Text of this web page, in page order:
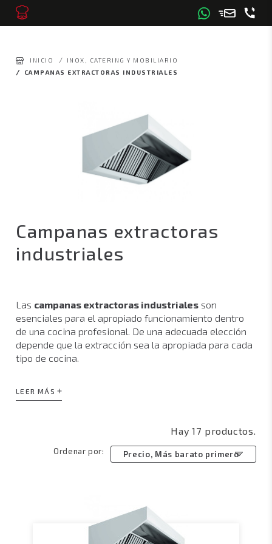
INICIO / INOX, CATERING Y MOBILIARIO
/ CAMPANAS EXTRACTORAS INDUSTRIALES
Campanas extractoras
industriales
Las campanas extractoras industriales son
esenciales para el apropiado funcionamiento dentro
de una cocina profesional. De una adecuada elección
depende que la extracción sea la apropiada para cada
tipo de cocina.
Las cocinas en negocios de hostelería están
expuestas a diversos focos de calor como el de los
condensadores de los refrigeradores industriales y el
del resto de maquinaria de cocina. Todo esto sumado
al calor de los días de verano incrementa
considerablemente la temperatura ambiente de la
vapores y calor para mantenerla convenientemente
ventilada y con una temperatura ambiente en la que
los cocineros puedan trabajar adecuadamente.
LEER MÁS
Hay 17 productos.
Ordenar por: Precio, Más barato primero